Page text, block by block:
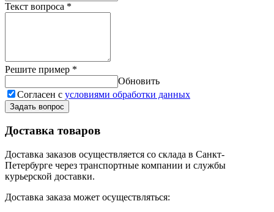
Текст вопроса *
Решите пример *
Обновить
Согласен с условиями обработки данных
Задать вопрос
Доставка товаров
Доставка заказов осуществляется со склада в Санкт-
Петербурге через транспортные компании и службы
курьерской доставки.
Доставка заказа может осуществляться: